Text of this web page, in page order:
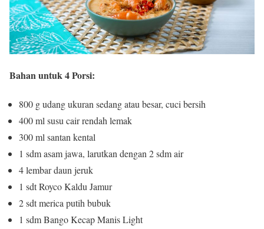
Bahan untuk 4 Porsi:
800 g udang ukuran sedang atau besar, cuci bersih
400 ml susu cair rendah lemak
300 ml santan kental
1 sdm asam jawa, larutkan dengan 2 sdm air
4 lembar daun jeruk
1 sdt Royco Kaldu Jamur
2 sdt merica putih bubuk
1 sdm Bango Kecap Manis Light